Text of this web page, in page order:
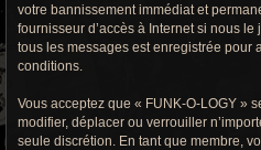
votre bannissement immédiat et
fournisseur d’accès à Internet si nous
tous les messages est enregistrée pour
conditions.
Vous acceptez que « FUNK-O-LOGY »
modifier, déplacer ou verrouiller
seule discrétion. En tant que membre,